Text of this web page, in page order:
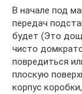
В начале под
передач
будет (Это
чисто
повредиться
плоскую
корпус